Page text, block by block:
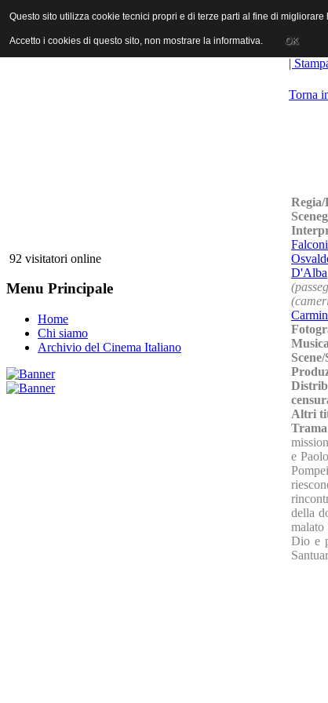
ANICA | Associazione Nazionale Industrie Cinematografiche
92 visitatori online
Menu Principale
Home
Chi siamo
Archivio del Cinema Italiano
|
Torna
Falconi
D'Alba
Altri
e
della
malato
Dio e
Questo sito utilizza cookie tecnici propri e di terze parti al fine di
Accetto i cookies di questo sito, non mostrare la informativa. OK
Questo sito utilizza cookie tecnici propri e di terze parti al fine di
Accetto i cookies di questo sito, non mostrare la informativa. OK